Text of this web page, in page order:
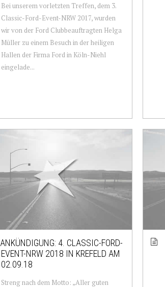
Bei unserem vorletzten Treffen, dem 3.
Classic-Ford-Event-NRW 2017, wurden
wir von der Ford Clubbeauftragten Helga
Müller zu einem Besuch in der heiligen
Hallen der Firma Ford in Köln-Niehl
eingelade...
ANKÜNDIGUNG: 4. CLASSIC-FORD-
EVENT-NRW 2018 IN KREFELD AM
02.09.18
Streng nach dem Motto: „Aller guten